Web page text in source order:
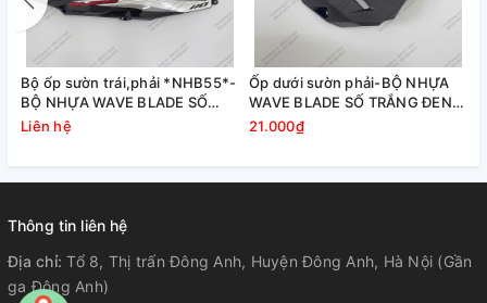
Bộ ốp sườn trái,phải *NHB55*-
BỘ NHỰA WAVE BLADE SỐ
TRẮNG ĐEN THƯỜNG
Liên hệ
Ốp dưới sườn phải-BỘ NHỰA
WAVE BLADE SỐ TRẮNG ĐEN
THƯỜNG
21.000₫
Thông tin liên hệ
Địa chỉ:Tổ 8, Thị trấn Đông Anh, Huyện Đông Anh, Hà Nội (Gần
ga Đông Anh)